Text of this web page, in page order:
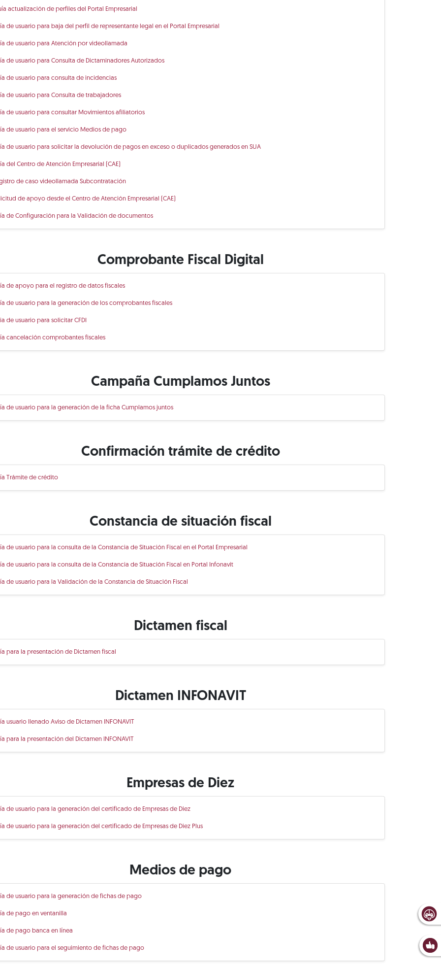
actualización de perfiles del Portal Empresarial
de usuario para baja del perfil de representante legal en el Portal Empresarial
de usuario para Atención por videollamada
de usuario para Consulta de Dictaminadores Autorizados
de usuario para consulta de incidencias
de usuario para Consulta de trabajadores
de usuario para consultar Movimientos afiliatorios
de usuario para el servicio Medios de pago
de usuario para solicitar la devolución de pagos en exceso o duplicados generados en SUA
del Centro de Atención Empresarial (CAE)
de caso videollamada Subcontratación
de apoyo desde el Centro de Atención Empresarial (CAE)
de Configuración para la Validación de documentos
Comprobante Fiscal Digital
de apoyo para el registro de datos fiscales
de usuario para la generación de los comprobantes fiscales
de usuario para solicitar CFDI
cancelación comprobantes fiscales
Campaña Cumplamos Juntos
de usuario para la generación de la ficha Cumplamos juntos
Confirmación trámite de crédito
Trámite de crédito
Constancia de situación fiscal
de usuario para la consulta de la Constancia de Situación Fiscal en el Portal Empresarial
de usuario para la consulta de la Constancia de Situación Fiscal en Portal Infonavit
de usuario para la Validación de la Constancia de Situación Fiscal
Dictamen fiscal
para la presentación de Dictamen fiscal
Dictamen INFONAVIT
usuario llenado Aviso de Dictamen INFONAVIT
para la presentación del Dictamen INFONAVIT
Empresas de Diez
de usuario para la generación del certificado de Empresas de Diez
de usuario para la generación del certificado de Empresas de Diez Plus
Medios de pago
de usuario para la generación de fichas de pago
de pago en ventanilla
de pago banca en línea
de usuario para el seguimiento de fichas de pago